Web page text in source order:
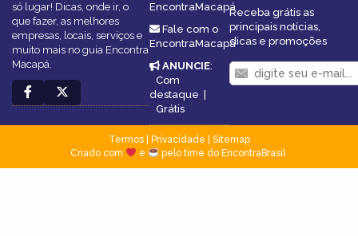
só lugar! Dicas, onde ir, o
que fazer, as melhores
empresas, locais, serviços e
muito mais no guia Encontra
Macapá.
EncontraMacapá
Fale com o
EncontraMacapá
ANUNCIE:
Com
destaque
Grátis
Receba grátis as
principais notícias,
dicas e promoções
Termos| Privacidade
Sitemap
Criado com
e pelo time do EncontraBrasil